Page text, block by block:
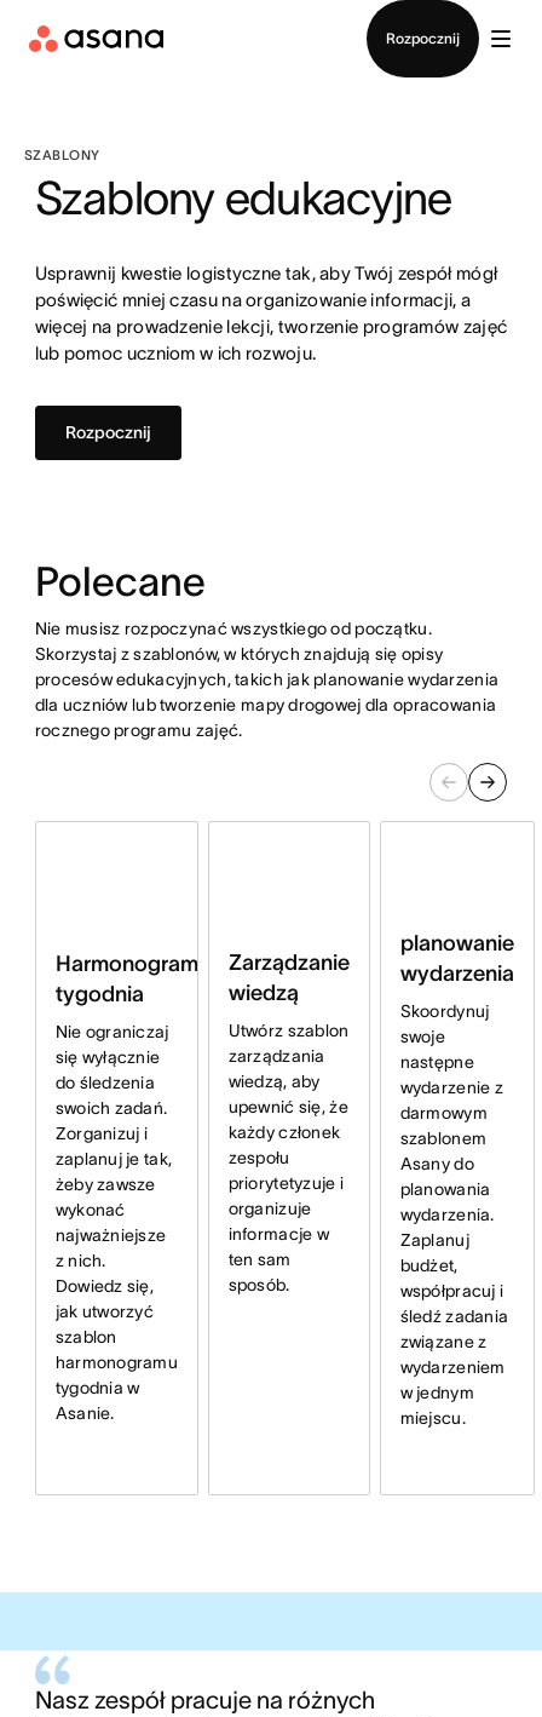
Rozpocznij
SZABLONY
Szablony edukacyjne
Usprawnij kwestie logistyczne tak, aby Twój zespół mógł
poświęcić mniej czasu na organizowanie informacji, a
więcej na prowadzenie lekcji, tworzenie programów zajęć
lub pomoc uczniom w ich rozwoju.
Rozpocznij
Polecane
Nie musisz rozpoczynać wszystkiego od początku.
Skorzystaj z szablonów, w których znajdują się opisy
procesów edukacyjnych, takich jak planowanie wydarzenia
dla uczniów lub tworzenie mapy drogowej dla opracowania
rocznego programu zajęć.
Harmonogram
tygodnia
Nie ograniczaj
się wyłącznie
do śledzenia
swoich zadań.
Zorganizuj i
zaplanuj je tak,
żeby zawsze
wykonać
najważniejsze
z nich.
Dowiedz się,
jak utworzyć
szablon
harmonogramu
tygodnia w
Asanie.
Zarządzanie
wiedzą
Utwórz szablon
zarządzania
wiedzą, aby
upewnić się, że
każdy członek
zespołu
priorytetyzuje i
organizuje
informacje w
ten sam
sposób.
planowanie
wydarzenia
Skoordynuj
swoje
następne
wydarzenie z
darmowym
szablonem
Asany do
planowania
wydarzenia.
Zaplanuj
budżet,
współpracuj i
śledź zadania
związane z
wydarzeniem
w jednym
miejscu.
Nasz zespół pracuje na różnych